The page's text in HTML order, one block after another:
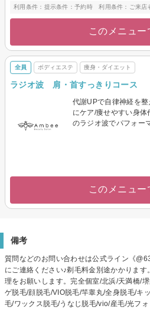
利用条件：提示条件：予約時 利用条件：ご来
このメニュー
全員 ボディエステ 痩身・ダイエット
ラジオ波 肩・首すっきりコース
代謝UPで自律神経を
にケア/痩せやすい身
のラジオ波でパフォー
このメニュー
備考
質問などのお問い合わせは公式ライン《
にご連絡ください♪剃毛料金別途かかりま
理をお願いします。完全個室/北浜/天満橋/
ゲ脱毛/顔脱毛/VIO脱毛/竿睾丸/全身脱毛/キ
毛/ワックス脱毛/うなじ脱毛/vio/産毛/光フ